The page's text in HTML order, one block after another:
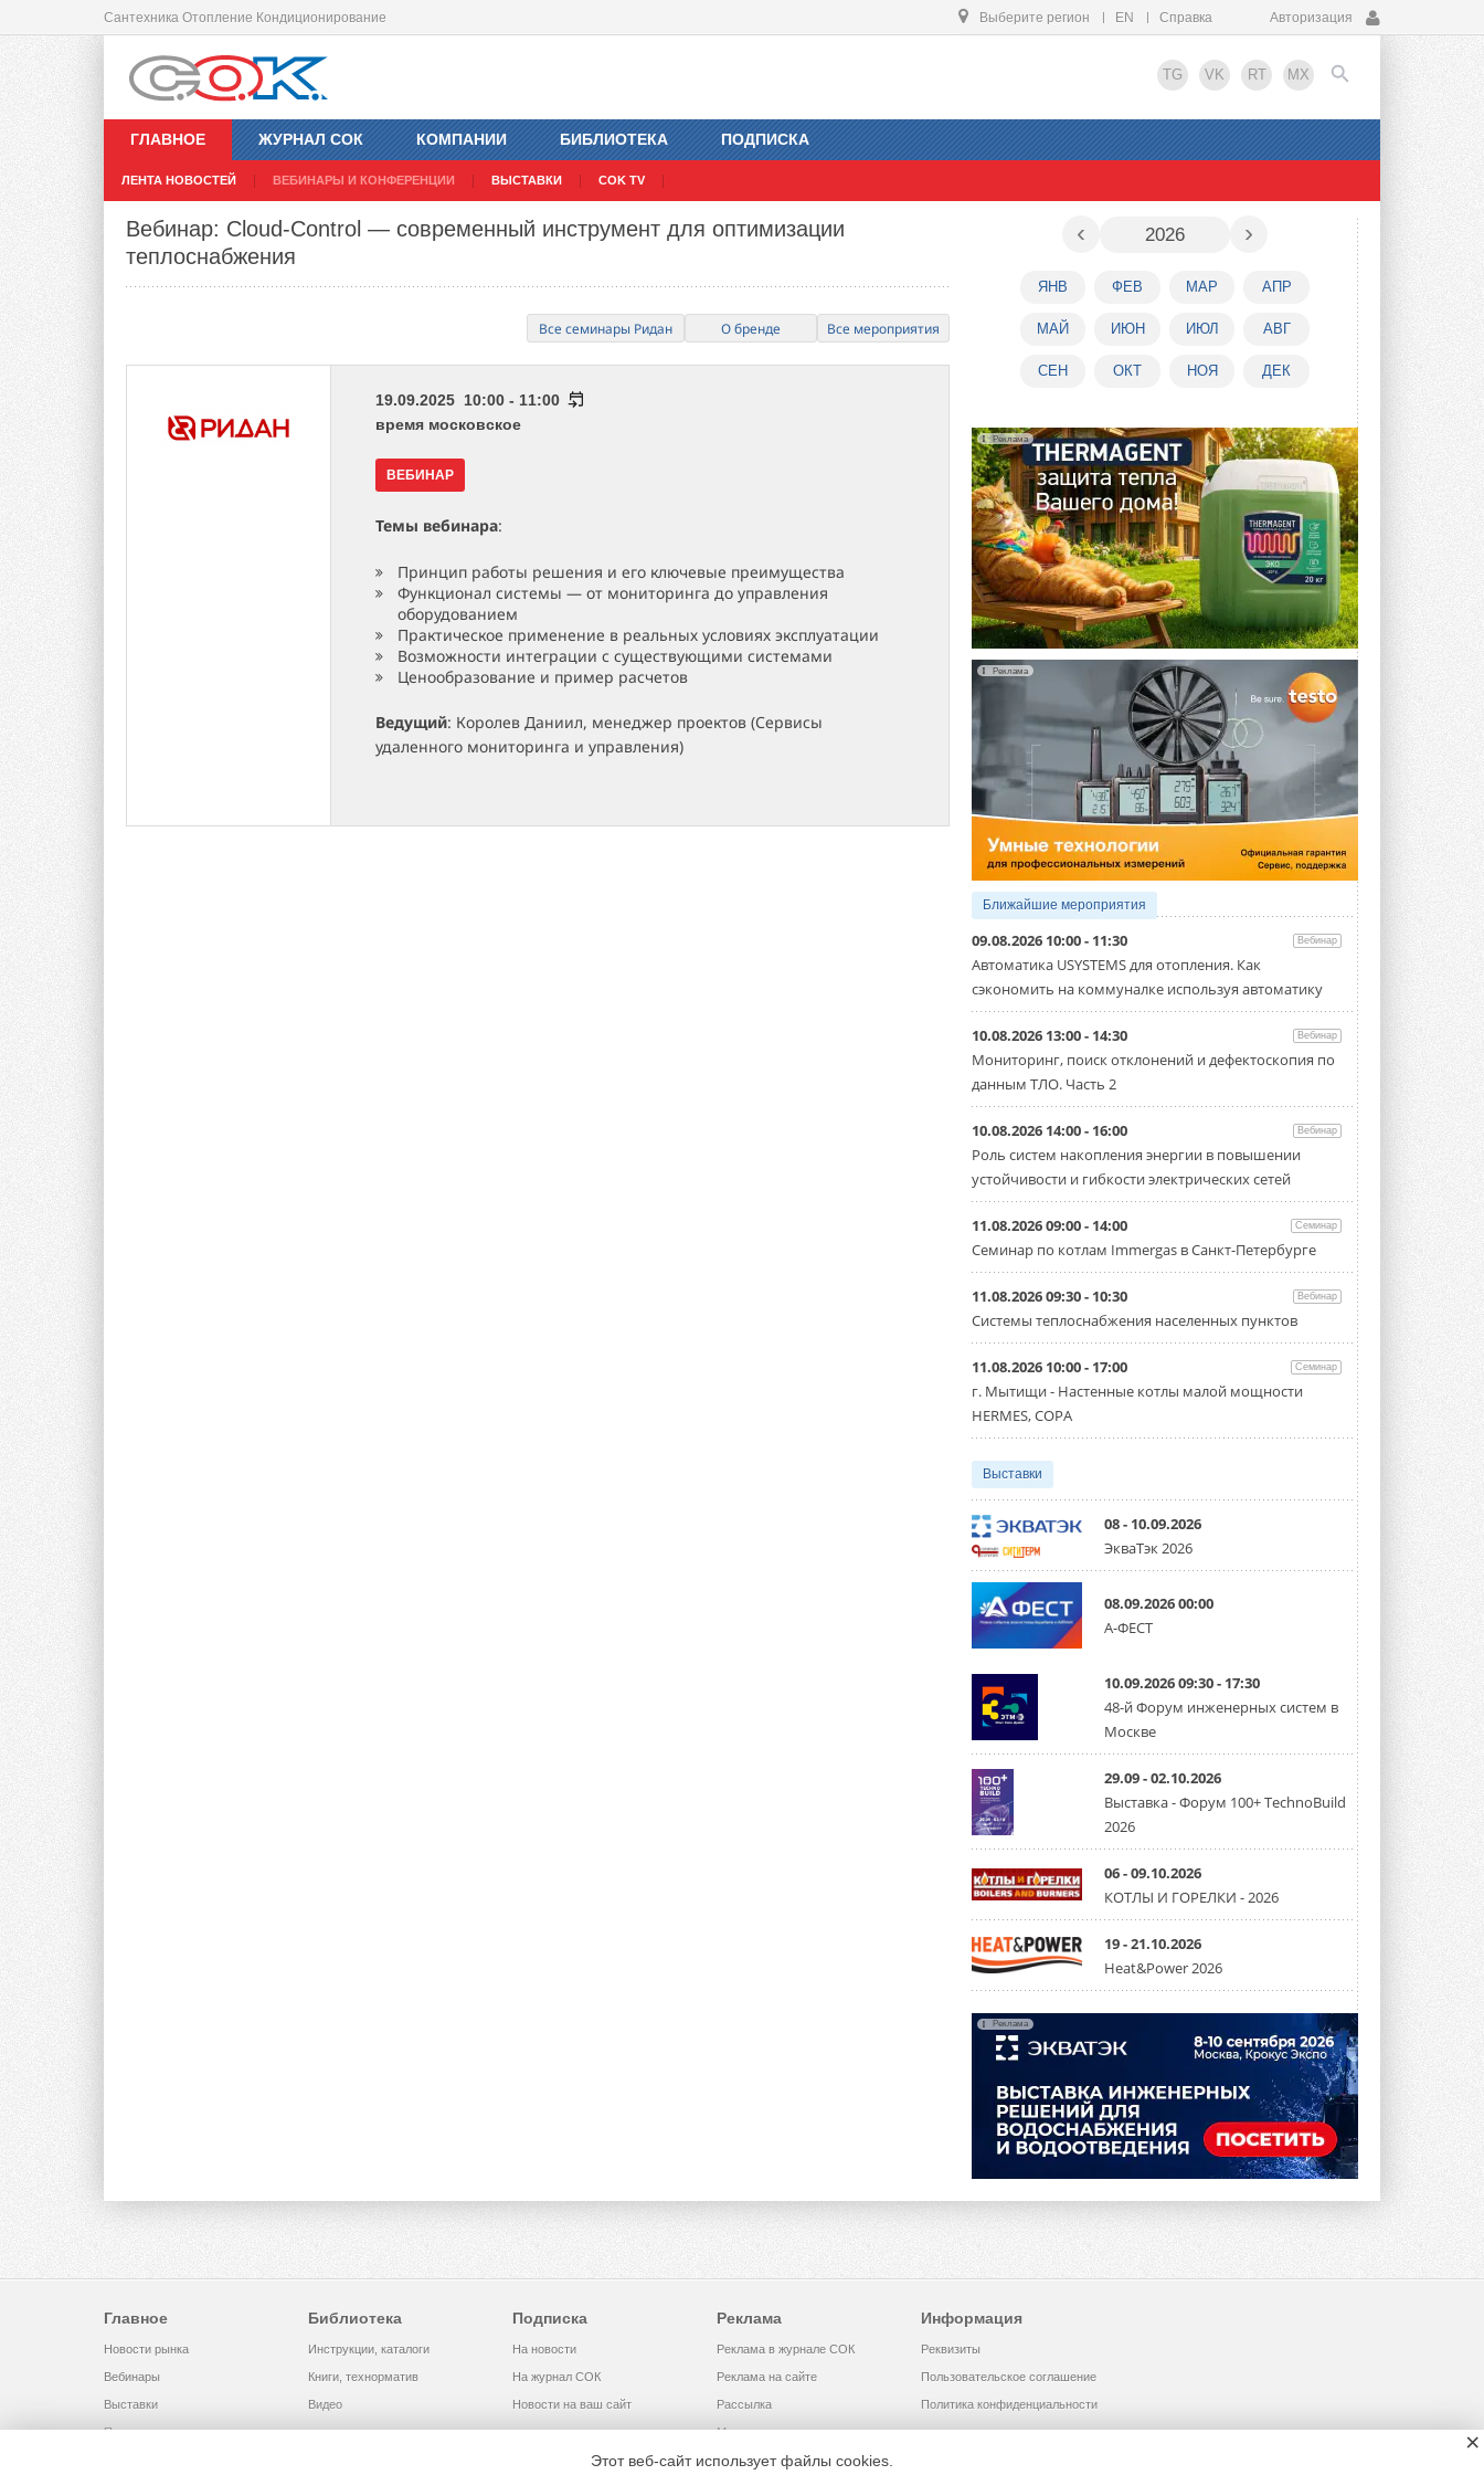
Сантехника Отопление Кондиционирование Выберите регион EN Справка Авторизация
TG VK RT MX
ГЛАВНОЕ
ЛЕНТА НОВОСТЕЙ ВЕБИНАРЫ И КОНФЕРЕНЦИИ ВЫСТАВКИ COK TV
ЖУРНАЛ СОК КОМПАНИИ БИБЛИОТЕКА ПОДПИСКА
EN
Вебинар: Cloud-Control — современный инструмент для оптимизации
теплоснабжения
Все семинары Ридан О бренде Все мероприятия
19.09.2025 10:00 - 11:00
время московское
ВЕБИНАР
Темы вебинара:
Принцип работы решения и его ключевые преимущества
Функционал системы — от мониторинга до управления
оборудованием
Практическое применение в реальных условиях эксплуатации
Возможности интеграции с существующими системами
Ценообразование и пример расчетов
Ведущий: Королев Даниил, менеджер проектов (Сервисы
удаленного мониторинга и управления)
‹ 2026 ›
ЯНВ ФЕВ МАР АПР
МАЙ ИЮН ИЮЛ АВГ
СЕН ОКТ НОЯ ДЕК
Реклама
Реклама
Ближайшие мероприятия
09.08.2026 10:00 - 11:30 Вебинар
Автоматика USYSTEMS для отопления. Как
сэкономить на коммуналке используя автоматику
10.08.2026 13:00 - 14:30 Вебинар
Мониторинг, поиск отклонений и дефектоскопия по
данным ТЛО. Часть 2
10.08.2026 14:00 - 16:00 Вебинар
Роль систем накопления энергии в повышении
устойчивости и гибкости электрических сетей
11.08.2026 09:00 - 14:00 Семинар
Семинар по котлам Immergas в Санкт-Петербурге
11.08.2026 09:30 - 10:30 Вебинар
Системы теплоснабжения населенных пунктов
11.08.2026 10:00 - 17:00 Семинар
г. Мытищи - Настенные котлы малой мощности
HERMES, COPA
Выставки
08 - 10.09.2026
ЭкваТэк 2026
08.09.2026 00:00
А-ФЕСТ
10.09.2026 09:30 - 17:30
48-й Форум инженерных систем в
Москве
29.09 - 02.10.2026
Выставка - Форум 100+ TechnoBuild
2026
06 - 09.10.2026
КОТЛЫ И ГОРЕЛКИ - 2026
19 - 21.10.2026
Heat&Power 2026
Реклама
Главное
Новости рынка
Вебинары
Выставки
Помощь
Библиотека
Инструкции, каталоги
Книги, технорматив
Видео
Подписка
На новости
На журнал СОК
Новости на ваш сайт
Реклама
Реклама в журнале СОК
Реклама на сайте
Рассылка
Медиакит
Информация
Реквизиты
Пользовательское соглашение
Политика конфиденциальности
Этот веб-сайт использует файлы cookies.
×